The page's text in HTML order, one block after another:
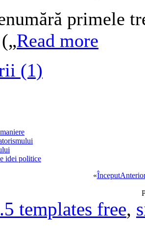
primele
Read more
(1)
idei politice
«Început
templates free,